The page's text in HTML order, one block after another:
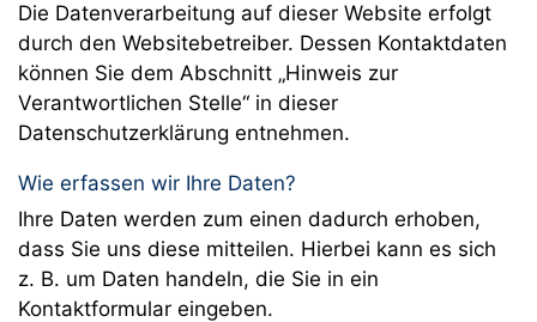
Die Datenverarbeitung auf dieser Website erfolgt
durch den Websitebetreiber. Dessen Kontaktdaten
können Sie dem Abschnitt „Hinweis zur
Verantwortlichen Stelle“ in dieser
Datenschutzerklärung entnehmen.
Wie erfassen wir Ihre Daten?
Ihre Daten werden zum einen dadurch erhoben,
dass Sie uns diese mitteilen. Hierbei kann es sich
z. B. um Daten handeln, die Sie in ein
Kontaktformular eingeben.